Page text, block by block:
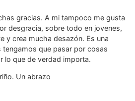
gracias. A mi tampoco me gusta
desgracia, sobre todo en jovenes,
y crea mucha desazón. Es una
tengamos que pasar por cosas
lo que de verdad importa.
Un abrazo